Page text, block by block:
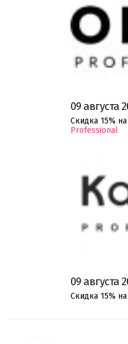
09 августа
Скидка 15%
Professional
09 августа
Скидка 15%